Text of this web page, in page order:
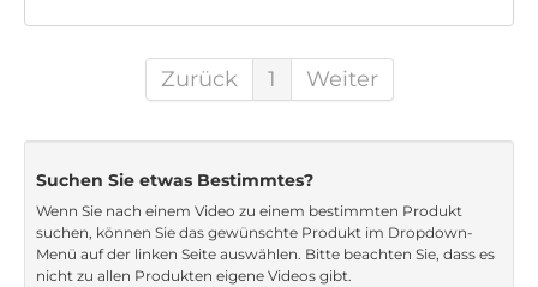
Zurück 1 Weiter
Suchen Sie etwas Bestimmtes?
Wenn Sie nach einem Video zu einem bestimmten Produkt
suchen, können Sie das gewünschte Produkt im Dropdown-
Menü auf der linken Seite auswählen. Bitte beachten Sie, dass es
nicht zu allen Produkten eigene Videos gibt.